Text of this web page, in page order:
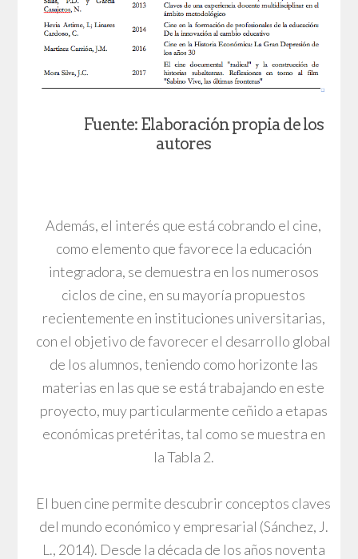
Fuente: Elaboración propia de los
autores
Además, el interés que está cobrando el cine,
como elemento que favorece la educación
integradora, se demuestra en los numerosos
ciclos de cine, en su mayoría propuestos
recientemente en instituciones universitarias,
con el objetivo de favorecer el desarrollo global
de los alumnos, teniendo como horizonte las
materias en las que se está trabajando en este
proyecto, muy particularmente ceñido a etapas
económicas pretéritas, tal como se muestra en
la Tabla 2.
El buen cine permite descubrir conceptos claves
del mundo económico y empresarial (Sánchez, J.
L., 2014). Desde la década de los años noventa